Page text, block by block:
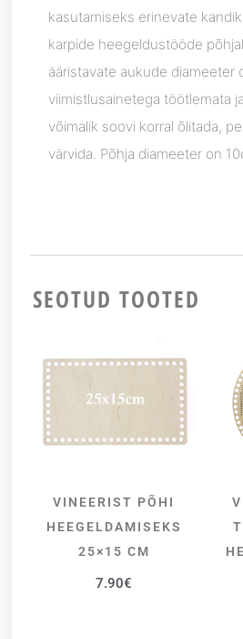
kasutamiseks erinevate
karpide heegeldustööde
ääristavate aukude diameeter
viimistlusainetega töötlemata
võimalik soovi korral õlitada,
värvida. Põhja diameeter on
SEOTUD TOOTED
LISA KORVI
VINEERIST PÕHI
HEEGELDAMISEKS
25×15 CM
7.90€